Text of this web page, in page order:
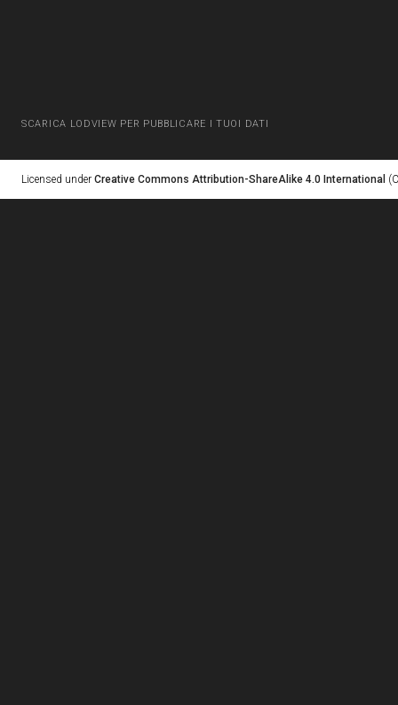
SCARICA LODVIEW PER PUBBLICARE I TUOI DATI
Licensed under Creative Commons Attribution-ShareAlike 4.0 International